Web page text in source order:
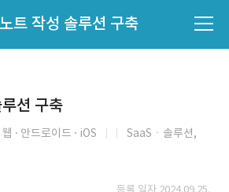
트 작성 솔루션 구축
션 구축
웹 안드로이드 iOS
SaaSㆍ솔루션,
등록 일자 2024.09.25.